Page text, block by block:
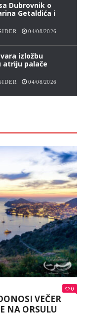
Dubrovnik o
Getaldića i
04/08/2026
izložbu
atriju palače
04/08/2026
0
VEČER
NA ORSULU